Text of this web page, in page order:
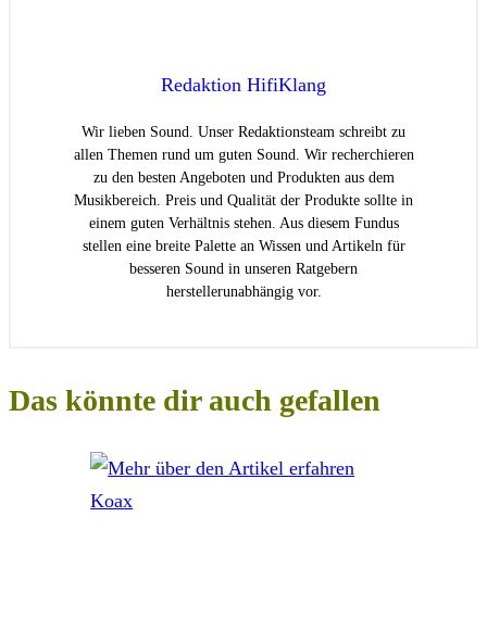
Redaktion HifiKlang
Wir lieben Sound. Unser Redaktionsteam schreibt zu
allen Themen rund um guten Sound. Wir recherchieren
zu den besten Angeboten und Produkten aus dem
Musikbereich. Preis und Qualität der Produkte sollte in
einem guten Verhältnis stehen. Aus diesem Fundus
stellen eine breite Palette an Wissen und Artikeln für
besseren Sound in unseren Ratgebern
herstellerunabhängig vor.
Das könnte dir auch gefallen